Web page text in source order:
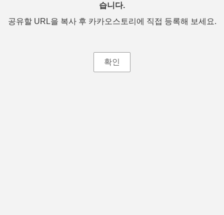
습니다.
공유할 URL을 복사 후 카카오스토리에 직접 등록해 보세요.
확인